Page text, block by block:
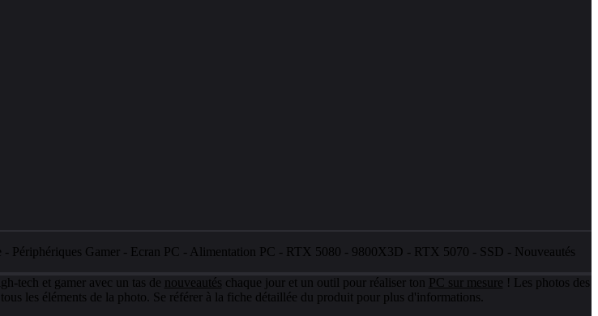
- Périphériques Gamer - Ecran PC - Alimentation PC - RTX 5080 - 9800X3D - RTX 5070 - SSD - Nouveautés
tech et gamer avec un tas de nouveautés chaque jour et un outil pour réaliser ton PC sur mesure ! Les photos des
les éléments de la photo. Se référer à la fiche détaillée du produit pour plus d'informations.